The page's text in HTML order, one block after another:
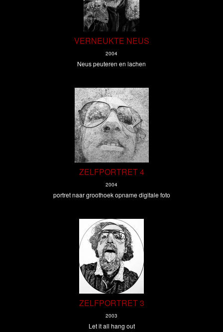
VERNEUKTE NEUS
2004
Neus peuteren en lachen
ZELFPORTRET 4
2004
portret naar groothoek opname digitale foto
ZELFPORTRET 3
2003
Let it all hang out